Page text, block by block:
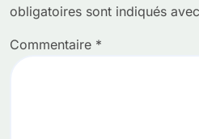
obligatoires sont indiqués avec
Commentaire *